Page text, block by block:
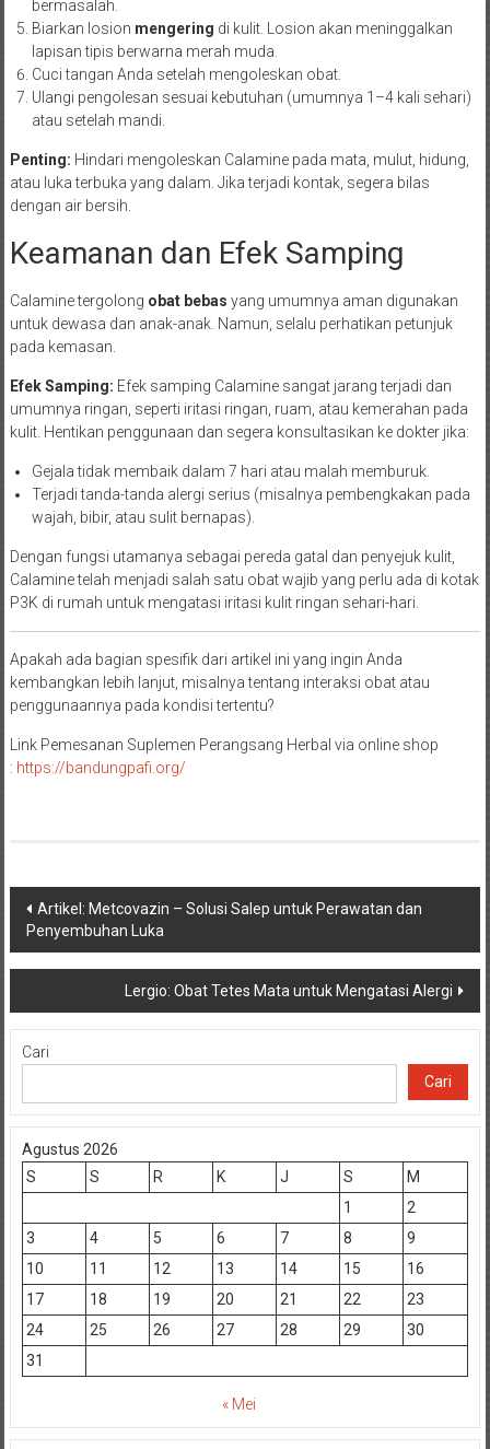
bermasalah.
Biarkan losion mengering di kulit. Losion akan meninggalkan
lapisan tipis berwarna merah muda.
Cuci tangan Anda setelah mengoleskan obat.
Ulangi pengolesan sesuai kebutuhan (umumnya 1–4 kali sehari)
atau setelah mandi.
Penting: Hindari mengoleskan Calamine pada mata, mulut, hidung,
atau luka terbuka yang dalam. Jika terjadi kontak, segera bilas
dengan air bersih.
Keamanan dan Efek Samping
Calamine tergolong obat bebas yang umumnya aman digunakan
untuk dewasa dan anak-anak. Namun, selalu perhatikan petunjuk
pada kemasan.
Efek Samping: Efek samping Calamine sangat jarang terjadi dan
umumnya ringan, seperti iritasi ringan, ruam, atau kemerahan pada
kulit. Hentikan penggunaan dan segera konsultasikan ke dokter jika:
Gejala tidak membaik dalam 7 hari atau malah memburuk.
Terjadi tanda-tanda alergi serius (misalnya pembengkakan pada
wajah, bibir, atau sulit bernapas).
Dengan fungsi utamanya sebagai pereda gatal dan penyejuk kulit,
Calamine telah menjadi salah satu obat wajib yang perlu ada di kotak
P3K di rumah untuk mengatasi iritasi kulit ringan sehari-hari.
Apakah ada bagian spesifik dari artikel ini yang ingin Anda
kembangkan lebih lanjut, misalnya tentang interaksi obat atau
penggunaannya pada kondisi tertentu?
Link Pemesanan Suplemen Perangsang Herbal via online shop
: https://bandungpafi.org/
Navigasi
pos
Artikel: Metcovazin – Solusi Salep untuk Perawatan dan
Penyembuhan Luka
Lergio: Obat Tetes Mata untuk Mengatasi Alergi
Cari
Cari
Agustus 2026
S
S R K J S
M
1
2
3
4 5 6 7 8
9
10
11 12 13 14 15
16
17
18 19 20 21 22
23
24
25 26 27 28 29
30
31
« Mei